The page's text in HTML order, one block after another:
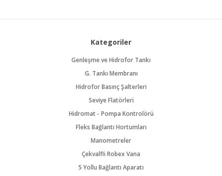
Kategoriler
Genleşme ve Hidrofor Tankı
G. Tankı Membranı
Hidrofor Basınç Şalterleri
Seviye Flatörleri
Hidromat - Pompa Kontrolörü
Fleks Bağlantı Hortumları
Manometreler
Çekvalfli Robex Vana
5 Yollu Bağlantı Aparatı